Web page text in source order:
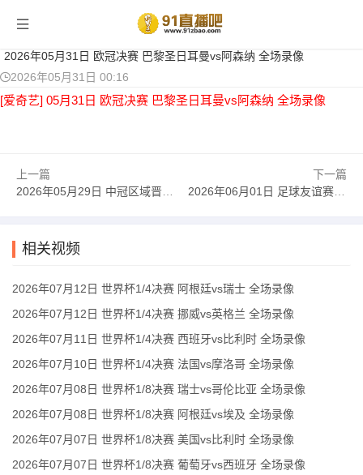
当前位置： 足球录像> 正文
2026年05月31日 欧冠决赛 巴黎圣日耳曼vs阿森纳 全场录像
2026年05月31日 00:16
[爱奇艺] 05月31日 欧冠决赛 巴黎圣日耳曼vs阿森纳 全场录像
上一篇
2026年05月29日 中冠区域晋级赛第2轮 辽宁盛京新锐 VS 本溪清帆 全场录像
下一篇
2026年06月01日 足球友谊赛 德国vs芬兰 全场录像
相关视频
2026年07月12日 世界杯1/4决赛 阿根廷vs瑞士 全场录像
2026年07月12日 世界杯1/4决赛 挪威vs英格兰 全场录像
2026年07月11日 世界杯1/4决赛 西班牙vs比利时 全场录像
2026年07月10日 世界杯1/4决赛 法国vs摩洛哥 全场录像
2026年07月08日 世界杯1/8决赛 瑞士vs哥伦比亚 全场录像
2026年07月08日 世界杯1/8决赛 阿根廷vs埃及 全场录像
2026年07月07日 世界杯1/8决赛 美国vs比利时 全场录像
2026年07月07日 世界杯1/8决赛 葡萄牙vs西班牙 全场录像